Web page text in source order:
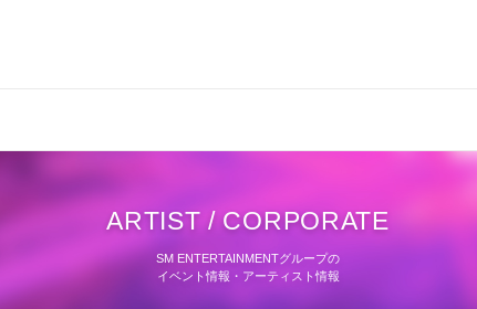
ARTIST / CORPORATE
SM ENTERTAINMENTグループの
イベント情報・アーティスト情報